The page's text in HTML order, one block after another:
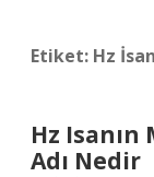
Etiket: Hz
Hz
Adı Nedir